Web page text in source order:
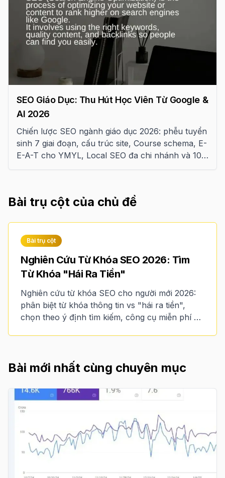
SEO Giáo Dục: Thu Hút Học Viên Từ Google &
AI 2026
Chiến lược SEO ngành giáo dục 2026: phễu tuyển
sinh 7 giai đoạn, cấu trúc site, Course schema, E-
E-A-T cho YMYL, Local SEO đa chi nhánh và 10
Bài trụ cột của chủ đề
Bài trụ cột
Nghiên Cứu Từ Khóa SEO 2026: Tìm
Từ Khóa "Hái Ra Tiền"
Nghiên cứu từ khóa SEO cho người mới 2026:
phân biệt từ khóa thông tin vs "hái ra tiền",
chọn theo ý định tìm kiếm, công cụ miễn phí và
Bài mới nhất cùng chuyên mục